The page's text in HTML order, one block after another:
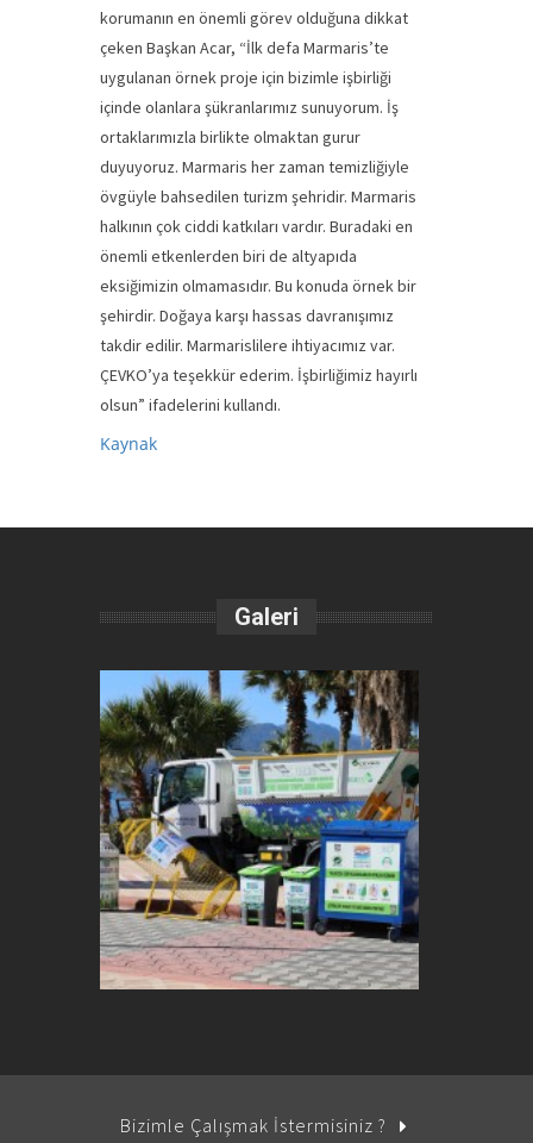
korumanın en önemli görev olduğuna dikkat
çeken Başkan Acar, “İlk defa Marmaris’te
uygulanan örnek proje için bizimle işbirliği
içinde olanlara şükranlarımız sunuyorum. İş
ortaklarımızla birlikte olmaktan gurur
duyuyoruz. Marmaris her zaman temizliğiyle
övgüyle bahsedilen turizm şehridir. Marmaris
halkının çok ciddi katkıları vardır. Buradaki en
önemli etkenlerden biri de altyapıda
eksiğimizin olmamasıdır. Bu konuda örnek bir
şehirdir. Doğaya karşı hassas davranışımız
takdir edilir. Marmarislilere ihtiyacımız var.
ÇEVKO’ya teşekkür ederim. İşbirliğimiz hayırlı
olsun” ifadelerini kullandı.
Kaynak
Galeri
Bizimle Çalışmak İstermisiniz ?